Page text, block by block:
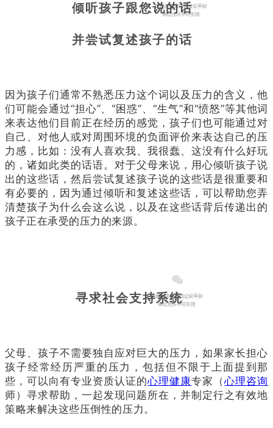
倾听孩子跟您说的话
并尝试复述孩子的话
因为孩子们通常不熟悉压力这个词以及压力的含义，他
们可能会通过“担心”、“困惑”、“生气”和“愤怒”等其他词
来表达他们目前正在经历的感觉，孩子们也可能通过对
自己、对他人或对周围环境的负面评价来表达自己的压
力感，比如：没有人喜欢我、我很蠢、这没有什么好玩
的，诸如此类的话语。对于父母来说，用心倾听孩子说
出的这些话，然后尝试复述孩子说的这些话是很重要和
有必要的，因为通过倾听和复述这些话，可以帮助您弄
清楚孩子为什么会这么说，以及在这些话背后传递出的
孩子正在承受的压力的来源。
寻求社会支持系统
父母、孩子不需要独自应对巨大的压力，如果家长担心
孩子经常经历严重的压力，包括但不限于上面提到那
些，可以向有专业资质认证的心理健康专家（心理咨询
师）寻求帮助，一起发现问题所在，并制定行之有效地
策略来解决这些压倒性的压力。